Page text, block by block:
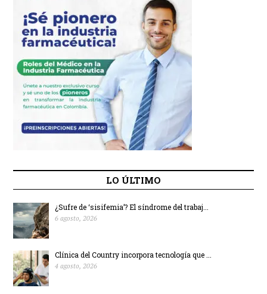
LO ÚLTIMO
¿Sufre de ‘sisifemia’? El síndrome del trabaj...
6 agosto, 2026
Clínica del Country incorpora tecnología que ...
4 agosto, 2026